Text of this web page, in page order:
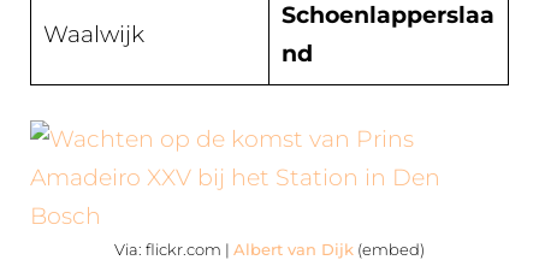
Waalwijk
Schoenlapperslaa
nd
Via: flickr.com | Albert van Dijk (embed)